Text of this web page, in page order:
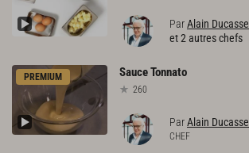
ParAlain Ducasse
et 2 autres chefs
PREMIUM SauceTonnato
260
ParAlain Ducasse
CHEF